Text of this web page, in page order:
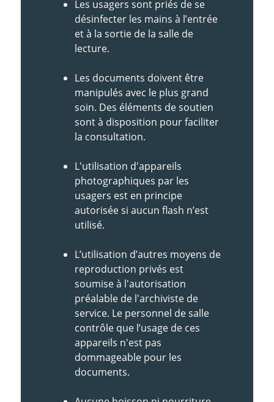
Les usagers sont priés de se
désinfecter les mains à l’entrée
et à la sortie de la salle de
lecture.
Les documents doivent être
manipulés avec le plus grand
soin. Des éléments de soutien
sont à disposition pour faciliter
la consultation.
L'utilisation d'appareils
photographiques par les
usagers est en principe
autorisée si aucun flash n’est
utilisé.
L’utilisation d’autres moyens de
reproduction privés est
soumise à l'autorisation
préalable de l'archiviste de
service. Le personnel de salle
contrôle que l’usage de ces
appareils n'est pas
dommageable pour les
documents.